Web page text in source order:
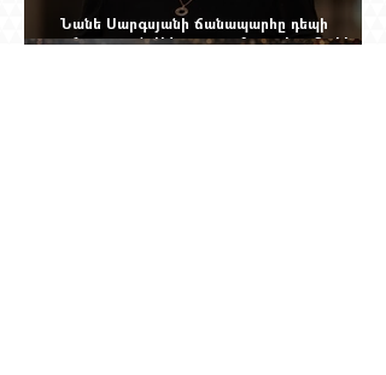
Նանե Սարգսյանի ճանապարհը դեպի
«Հայաստան-Սփյուռք» ամսագրի ամերիկյան